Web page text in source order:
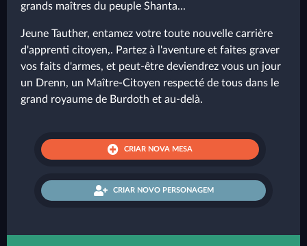
grands maîtres du peuple Shanta...
Jeune Tauther, entamez votre toute nouvelle carrière
d'apprenti citoyen,. Partez à l'aventure et faites graver
vos faits d'armes, et peut-être deviendrez vous un jour
un Drenn, un Maître-Citoyen respecté de tous dans le
grand royaume de Burdoth et au-delà.
CRIAR NOVA MESA
CRIAR NOVO PERSONAGEM